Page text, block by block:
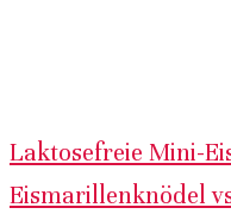
Laktosefreie Mini-
Eismarillenknödel